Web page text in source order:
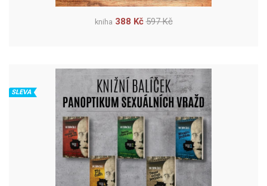
kniha 388 Kč 597 Kč
SLEVA